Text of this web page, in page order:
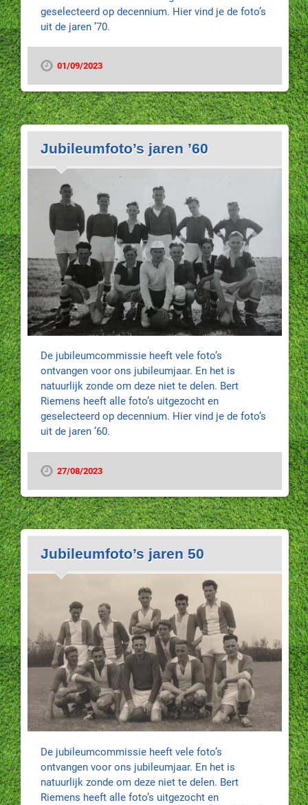
geselecteerd op decennium. Hier vind je de foto’s
uit de jaren ’70.
01/09/2023
Jubileumfoto’s jaren ’60
De jubileumcommissie heeft vele foto’s
ontvangen voor ons jubileumjaar. En het is
natuurlijk zonde om deze niet te delen. Bert
Riemens heeft alle foto’s uitgezocht en
geselecteerd op decennium. Hier vind je de foto’s
uit de jaren ’60.
27/08/2023
Jubileumfoto’s jaren 50
De jubileumcommissie heeft vele foto’s
ontvangen voor ons jubileumjaar. En het is
natuurlijk zonde om deze niet te delen. Bert
Riemens heeft alle foto’s uitgezocht en